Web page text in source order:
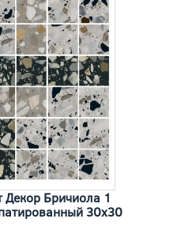
Декор Бричиола 1
30x30